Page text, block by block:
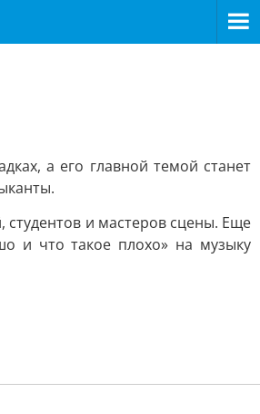
а его главной темой станет
студентов и мастеров сцены. Еще
и что такое плохо» на музыку